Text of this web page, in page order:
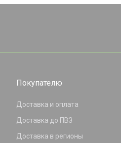
Покупателю
Доставка и оплата
Доставка до ПВЗ
Доставка в регионы